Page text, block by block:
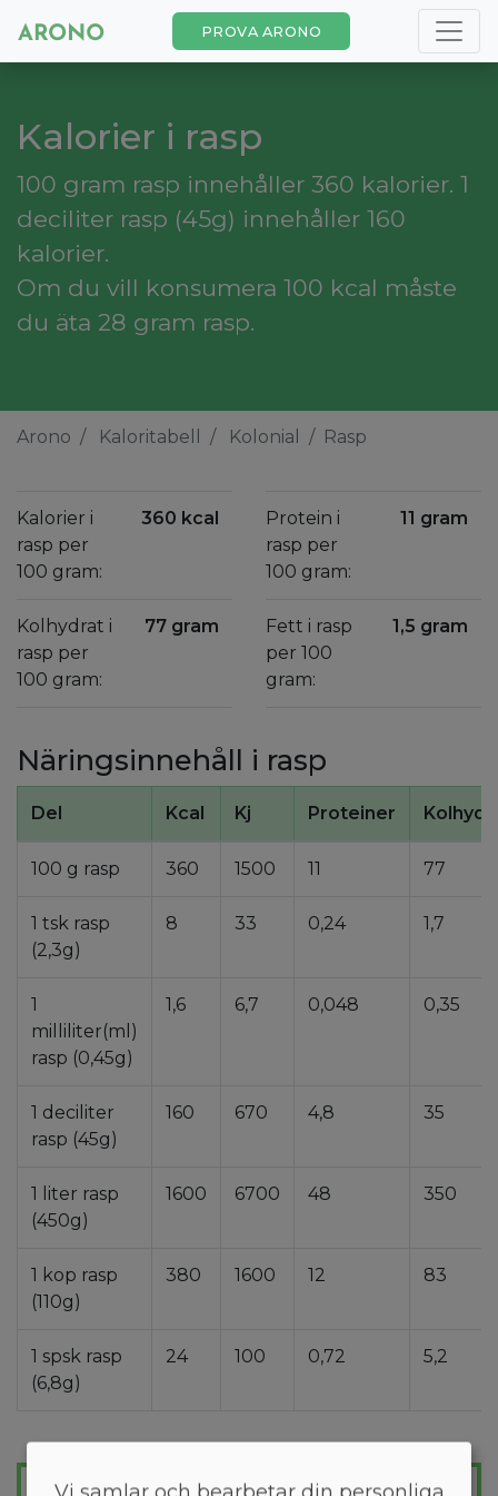
PROVA ARONO
Kalorier i rasp
100 gram rasp innehåller 360 kalorier. 1
deciliter rasp (45g) innehåller 160
kalorier.
Om du vill konsumera 100 kcal måste
du äta 28 gram rasp.
Arono Kaloritabell Kolonial Rasp
Kalorier i
rasp per
100 gram:
360 kcal
Kolhydrat i
rasp per
100 gram:
77 gram
Protein i
rasp per
100 gram:
11 gram
Fett i rasp
per 100
gram:
1,5 gram
Näringsinnehåll i rasp
Del Kcal Kj Proteiner
100 g rasp 360 1500 11 77
1 tsk rasp
(2,3g)
8 33 0,24 1,7
1
milliliter(ml)
rasp (0,45g)
1,6 6,7 0,048 0,35
1 deciliter
rasp (45g)
160 670 4,8 35
1 liter rasp
(450g)
1600 6700 48 350
1 kop rasp
(110g)
380 1600 12 83
1 spsk rasp
(6,8g)
24 100 0,72 5,2